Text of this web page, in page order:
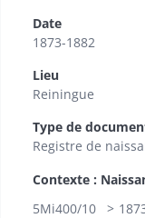
Date
1873-1882
Lieu
Reiningue
Type de
Registre de
Contexte :
5Mi400/10